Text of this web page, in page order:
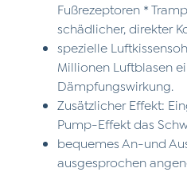
Fußrezeptoren *
schädlicher, direkter
spezielle
Millionen Luftblasen
Dämpfungswirkung.
Zusätzlicher Effekt:
Pump-Effekt das
bequemes An-und
ausgesprochen